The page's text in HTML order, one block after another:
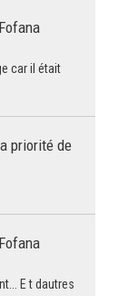
car il était
priorité de
E t dautres